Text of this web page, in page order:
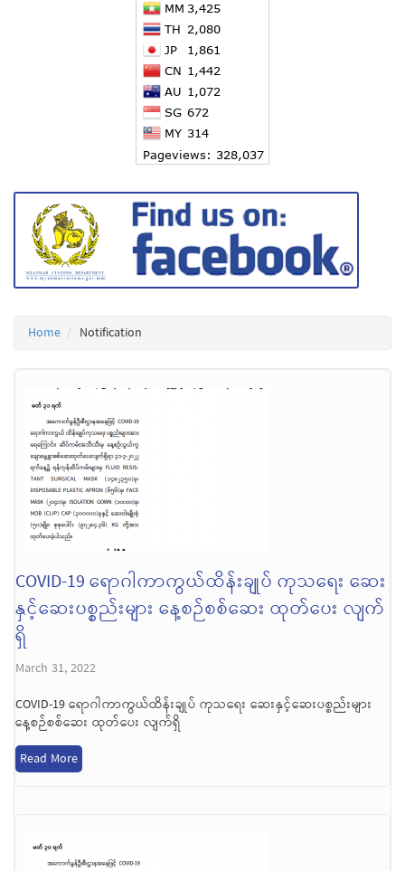
Home Notification
COVID-19 ရောဂါကာကွယ်ထိန်းချုပ် ကုသရေး ဆေး
နှင့်ဆေးပစ္စည်းများ နေ့စဉ်စစ်ဆေး ထုတ်ပေး လျက်
ရှိ
March 31, 2022
COVID-19 ရောဂါကာကွယ်ထိန်းချုပ် ကုသရေး ဆေးနှင့်ဆေးပစ္စည်းများ
နေ့စဉ်စစ်ဆေး ထုတ်ပေး လျက်ရှိ
Read More